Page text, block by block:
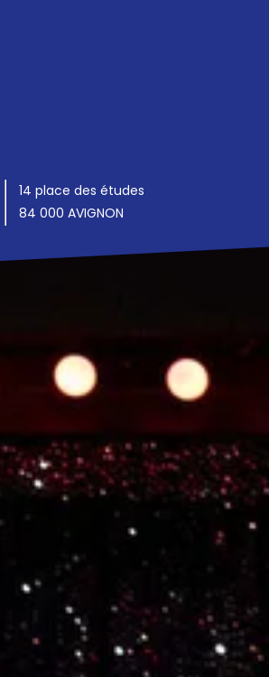
14 place des études
84 000 AVIGNON